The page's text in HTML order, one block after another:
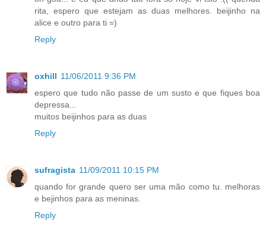
rita, espero que estejam as duas melhores. beijinho na
alice e outro para ti =)
Reply
oxhill 11/06/2011 9:36 PM
espero que tudo não passe de um susto e que fiques boa
depressa...
muitos beijinhos para as duas
Reply
sufragista 11/09/2011 10:15 PM
quando for grande quero ser uma mão como tu. melhoras
e bejinhos para as meninas.
Reply